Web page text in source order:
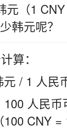
元（1
韩元呢？
算：
/ 1 人民
人民
CNY =